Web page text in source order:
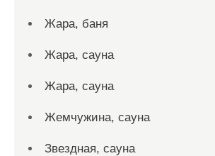
Жара, баня
Жара, сауна
Жара, сауна
Жемчужина, сауна
Звездная, сауна